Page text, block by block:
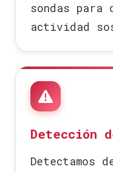
sondas
actividad
Detección
Detectamos